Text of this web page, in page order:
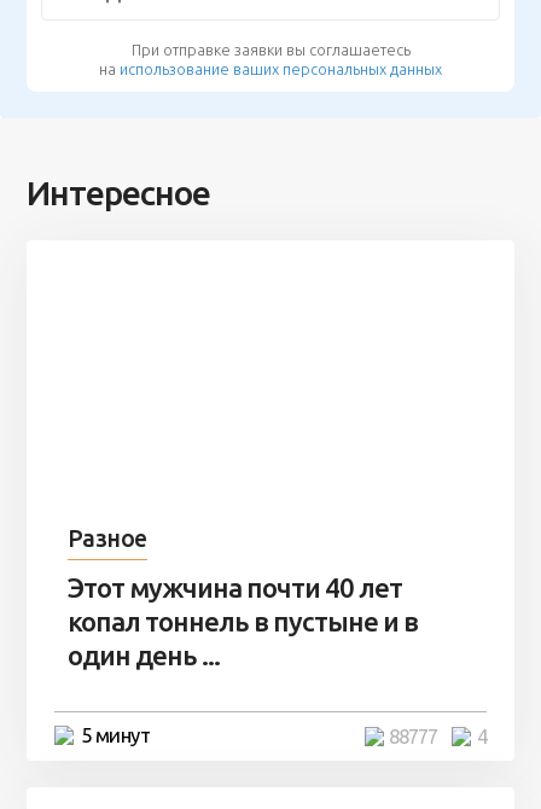
При отправке заявки вы соглашаетесь
на использование ваших персональных данных
Интересное
Разное
Этот мужчина почти 40 лет
копал тоннель в пустыне и в
один день ...
5 минут 4
88777